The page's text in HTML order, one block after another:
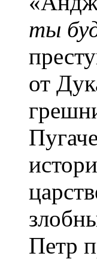
ты
от
Петр